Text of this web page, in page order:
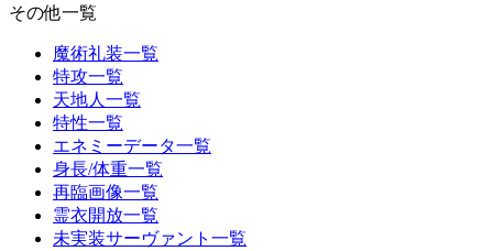
その他一覧
魔術礼装一覧
特攻一覧
天地人一覧
特性一覧
エネミーデータ一覧
身長/体重一覧
再臨画像一覧
霊衣開放一覧
未実装サーヴァント一覧